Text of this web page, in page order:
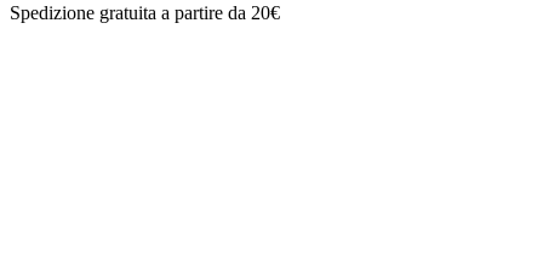
Spedizione gratuita a partire da 20€